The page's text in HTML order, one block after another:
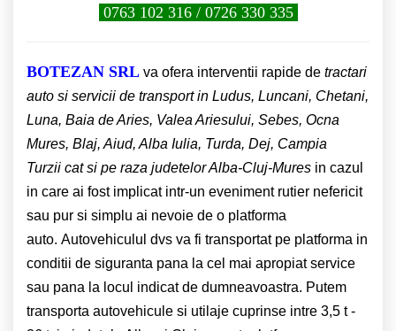
0763 102 316 / 0726 330 335
BOTEZAN SRL va ofera interventii rapide de tractari
auto si servicii de transport in Ludus, Luncani, Chetani,
Luna, Baia de Aries, Valea Ariesului, Sebes, Ocna
Mures, Blaj, Aiud, Alba Iulia, Turda, Dej, Campia
Turzii cat si pe raza judetelor Alba-Cluj-Mures in cazul
in care ai fost implicat intr-un eveniment rutier nefericit
sau pur si simplu ai nevoie de o platforma
auto. Autovehiculul dvs va fi transportat pe platforma in
conditii de siguranta pana la cel mai apropiat service
sau pana la locul indicat de dumneavoastra. Putem
transporta autovehicule si utilaje cuprinse intre 3,5 t -